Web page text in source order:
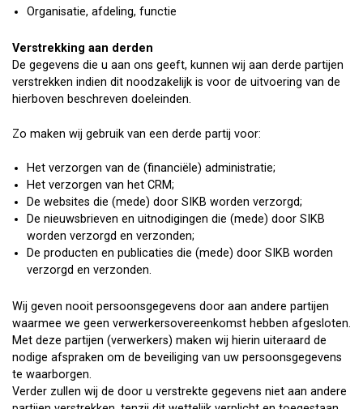
Organisatie, afdeling, functie
Verstrekking aan derden
De gegevens die u aan ons geeft, kunnen wij aan derde partijen
verstrekken indien dit noodzakelijk is voor de uitvoering van de
hierboven beschreven doeleinden.
Zo maken wij gebruik van een derde partij voor:
Het verzorgen van de (financiële) administratie;
Het verzorgen van het CRM;
De websites die (mede) door SIKB worden verzorgd;
De nieuwsbrieven en uitnodigingen die (mede) door SIKB
worden verzorgd en verzonden;
De producten en publicaties die (mede) door SIKB worden
verzorgd en verzonden.
Wij geven nooit persoonsgegevens door aan andere partijen
waarmee we geen verwerkersovereenkomst hebben afgesloten.
Met deze partijen (verwerkers) maken wij hierin uiteraard de
nodige afspraken om de beveiliging van uw persoonsgegevens
te waarborgen.
Verder zullen wij de door u verstrekte gegevens niet aan andere